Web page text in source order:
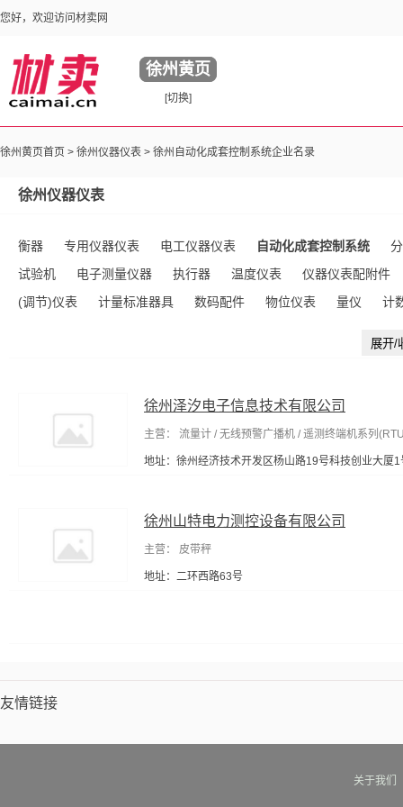
您好，欢迎访问材卖网
徐州黄页
[切换]
徐州黄页首页 > 徐州仪器仪表 > 徐州自动化成套控制系统企业名录
徐州仪器仪表
衡器 专用仪器仪表 电工仪器仪表 自动化成套控制系统
试验机
电子测量仪器 执行器 温度仪表
仪器仪表配附件
(调节)仪表
计量标准器具 数码配件 物位仪表 量仪
计
展开/
徐州泽汐电子信息技术有限公司
主营： 流量计 / 无线预警广播机 / 遥测终端机系列
地址：徐州经济技术开发区杨山路19号科技创业大厦
徐州山特电力测控设备有限公司
主营： 皮带秤
地址：二环西路63号
友情链接
关于我们